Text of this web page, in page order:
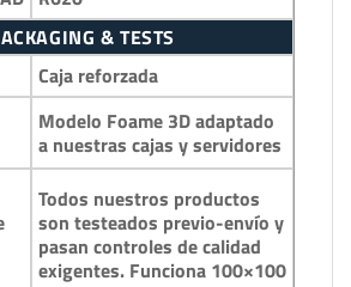
& TESTS
Caja reforzada
Modelo Foame 3D adaptado
a nuestras cajas y servidores
Todos nuestros productos
son testeados previo-envío y
pasan controles de calidad
exigentes. Funciona 100×100